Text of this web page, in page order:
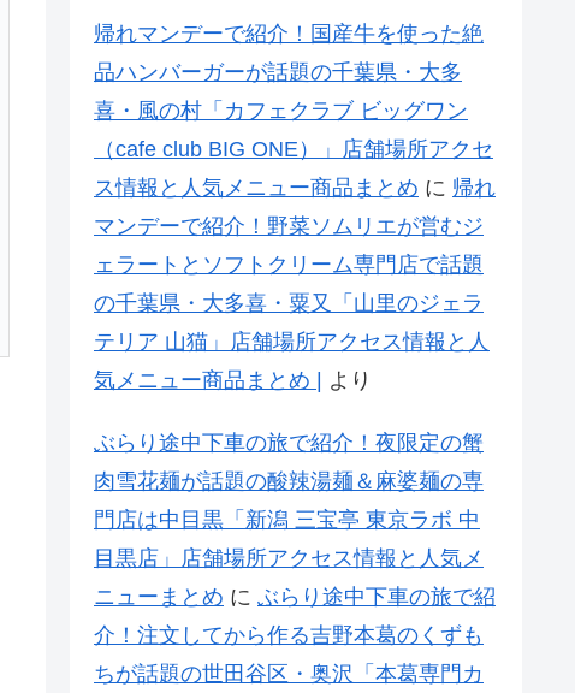
帰れマンデーで紹介！国産牛を使った絶
品ハンバーガーが話題の千葉県・大多
喜・風の村「カフェクラブ ビッグワン
（cafe club BIG ONE）」店舗場所アクセ
ス情報と人気メニュー商品まとめ に 帰れ
マンデーで紹介！野菜ソムリエが営むジ
ェラートとソフトクリーム専門店で話題
の千葉県・大多喜・粟又「山里のジェラ
テリア 山猫」店舗場所アクセス情報と人
気メニュー商品まとめ | より
ぶらり途中下車の旅で紹介！夜限定の蟹
肉雪花麺が話題の酸辣湯麺＆麻婆麺の専
門店は中目黒「新潟 三宝亭 東京ラボ 中
目黒店」店舗場所アクセス情報と人気メ
ニューまとめ に ぶらり途中下車の旅で紹
介！注文してから作る吉野本葛のくずも
ちが話題の世田谷区・奥沢「本葛専門カ